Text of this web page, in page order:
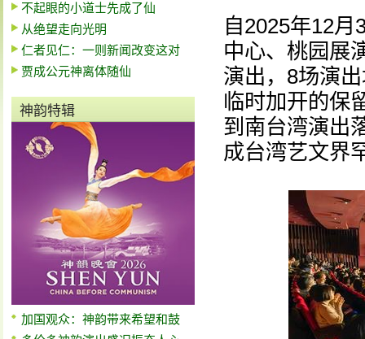
不起眼的小道士先成了仙
从绝望走向光明
仁者见仁：一则新闻改变这对
贾成公元神离体随仙
神韵特辑
加国观众：神韵带来希望和鼓
自2025年12
中心、桃园展
演出，8场演
临时加开的保
到南台湾演出
成台湾艺文界